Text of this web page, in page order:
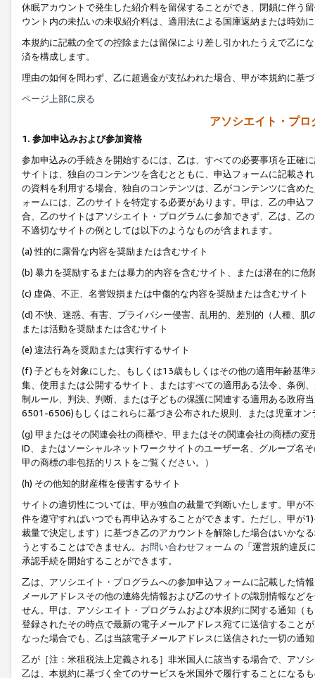
休眠アカウントで発生した紹介料を留保することができ、閉鎖に伴う
ウント内の未払いの未収紹介料は、適用法による国庫返納または時効
本規約に記載の全ての控除または留保により差し引かれたうえで乙に
済を構成します。
理由の如何を問わず、乙に超過金が支払われた場合、甲が本規約に基
ページ上部に戻る
アソシエイト・プ
1. 参加申込みおよび参加資格
参加申込みの手続きを開始するには、乙は、すべての必要事項を正確
サイトは、独自のコンテンツを含むとともに、申込フォームに記載さ
の資料を利用する場合、独自のコンテンツは、乙がコンテンツに含め
ォームには、乙のサイトを特定する必要があります。甲は、乙の申込
合、乙のサイトはアソシエイト・プログラムに参加できず、乙は、乙
不適切なサイトの例としては以下のようなものが含まれます。
(a) 性的に露骨な内容を奨励または含むサイト
(b) 暴力を奨励するまたは暴力的内容を含むサイト、または潜在的に
(c) 虚偽、不正、名誉毀損または中傷的な内容を奨励または含むサイト
(d) 不快、迷惑、有害、プライバシー侵害、乱用的、差別的（人種、
または活動を奨励または含むサイト
(e) 違法行為を奨励または実行するサイト
(f) 子どもを対象にした、もしくは13歳もしくはその他の適用年齢基
集、使用または公開するサイト、またはすべての適用ある法令、条例
制ルール、判決、判断、または子どもの保護に関連する適用ある政府
6501-6506)もしくはこれらに基づき公布された規則、または児童オン
(g) 甲またはその関連会社の商標や、甲またはその関連会社の商標の
ID、またはソーシャルネットワークサイトのユーザー名、グループ名
甲の商標の非包括的リストをご覧ください。）
(h) その他知的財産権を侵害するサイト
サイトの適切性については、甲が独自の裁量で判断いたします。甲が
件を遵守すればいつでも再申込みすることができます。ただし、甲が
裁量で決定します）に基づき乙のアカウントを解除した場合はいかな
うとすることはできません。 お問い合わせフォーム の「運営規約違反
承認手続を開始することができます。
乙は、アソシエイト・プログラムへの参加申込フォームに記載した情
メールアドレスその他の連絡先情報および乙のサイトの識別情報など
せん。甲は、アソシエイト・プログラムおよび本規約に関する通知（
登録されたその時点で最新の電子メールアドレス宛てに送信すること
なった場合でも、乙は当該電子メールアドレスに送信された一切の通
乙が［注：米租税法上定義される］非米国人に該当する場合で、アソ
乙は、本規約に基づく全てのサービスを米国外で履行することになる